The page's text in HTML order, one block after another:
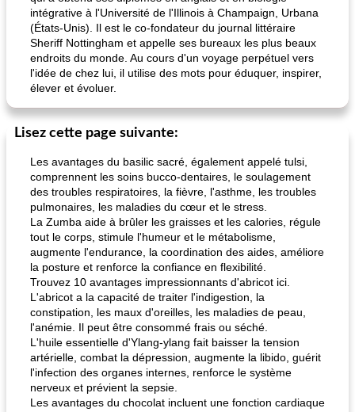
intégrative à l'Université de l'Illinois à Champaign, Urbana
(États-Unis). Il est le co-fondateur du journal littéraire
Sheriff Nottingham et appelle ses bureaux les plus beaux
endroits du monde. Au cours d'un voyage perpétuel vers
l'idée de chez lui, il utilise des mots pour éduquer, inspirer,
élever et évoluer.
Lisez cette page suivante:
Les avantages du basilic sacré, également appelé tulsi,
comprennent les soins bucco-dentaires, le soulagement
des troubles respiratoires, la fièvre, l'asthme, les troubles
pulmonaires, les maladies du cœur et le stress.
La Zumba aide à brûler les graisses et les calories, régule
tout le corps, stimule l'humeur et le métabolisme,
augmente l'endurance, la coordination des aides, améliore
la posture et renforce la confiance en flexibilité.
Trouvez 10 avantages impressionnants d'abricot ici.
L'abricot a la capacité de traiter l'indigestion, la
constipation, les maux d'oreilles, les maladies de peau,
l'anémie. Il peut être consommé frais ou séché.
L'huile essentielle d'Ylang-ylang fait baisser la tension
artérielle, combat la dépression, augmente la libido, guérit
l'infection des organes internes, renforce le système
nerveux et prévient la sepsie.
Les avantages du chocolat incluent une fonction cardiaque